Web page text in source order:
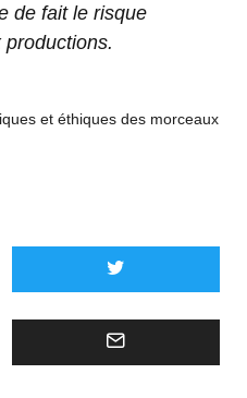
de fait le risque
et éthiques des morceaux